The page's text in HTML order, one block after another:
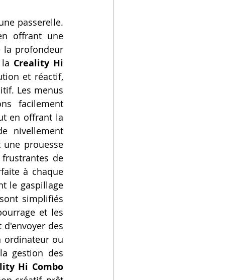
Secrétaire en Ligne
passerelle.
offrant une
la profondeur
Creality Hi
et réactif,
Les menus
facilement
en offrant la
nivellement
une prouesse
de
à chaque
le gaspillage
simplifiés
et les
des
ou
gestion des
Hi Combo